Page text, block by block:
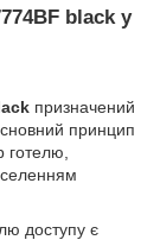
black у
призначений
принцип
готелю,
доступу є